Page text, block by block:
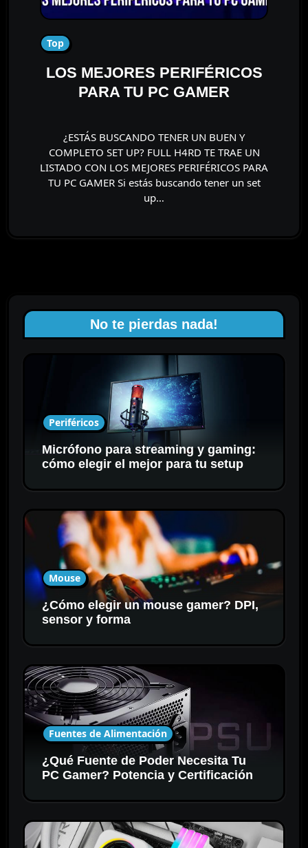
Top
LOS MEJORES PERIFÉRICOS
PARA TU PC GAMER
¿ESTÁS BUSCANDO TENER UN BUEN Y
COMPLETO SET UP? FULL H4RD TE TRAE UN
LISTADO CON LOS MEJORES PERIFÉRICOS PARA
TU PC GAMER Si estás buscando tener un set
up…
No te pierdas nada!
Periféricos
Micrófono para streaming y gaming:
cómo elegir el mejor para tu setup
Mouse
¿Cómo elegir un mouse gamer? DPI,
sensor y forma
Fuentes de Alimentación
¿Qué Fuente de Poder Necesita Tu
PC Gamer? Potencia y Certificación